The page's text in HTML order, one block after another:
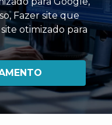
, Fazer site que
otimizado para